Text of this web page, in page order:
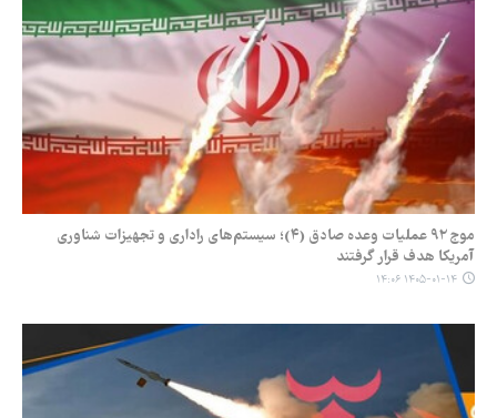
موج ۹۲ عملیات وعده صادق (۴)؛ سیستم‌های راداری و تجهیزات شناوری
آمریکا هدف قرار گرفتند
۱۴۰۵-۰۱-۱۴ ۱۴:۰۶